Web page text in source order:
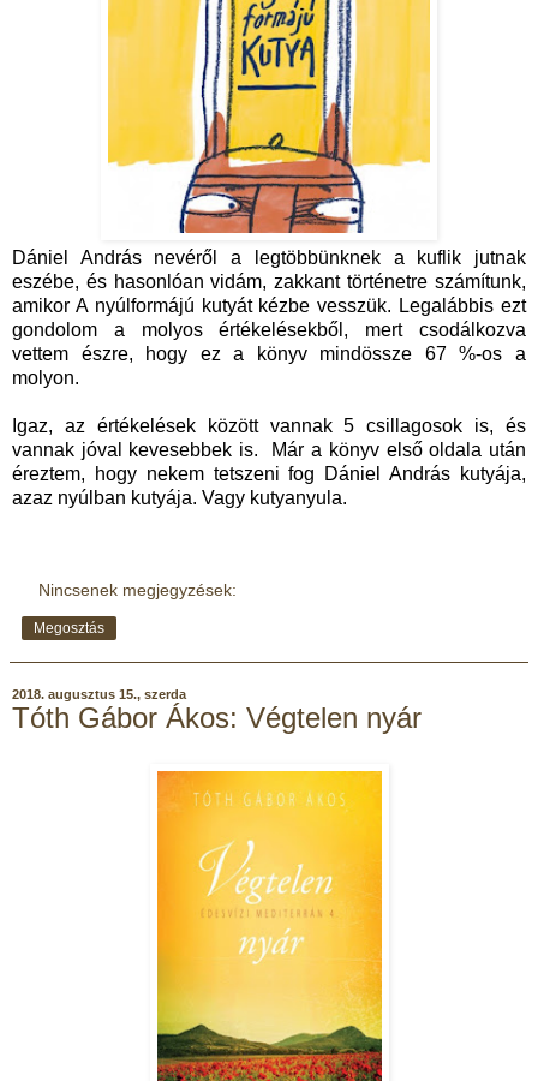
Dániel András nevéről a legtöbbünknek a kuflik jutnak
eszébe, és hasonlóan vidám, zakkant történetre számítunk,
amikor A nyúlformájú kutyát kézbe vesszük. Legalábbis ezt
gondolom a molyos értékelésekből, mert csodálkozva
vettem észre, hogy ez a könyv mindössze 67 %-os a
molyon.
Igaz, az értékelések között vannak 5 csillagosok is, és
vannak jóval kevesebbek is. Már a könyv első oldala után
éreztem, hogy nekem tetszeni fog Dániel András kutyája,
azaz nyúlban kutyája. Vagy kutyanyula.
Nincsenek megjegyzések:
Megosztás
2018. augusztus 15., szerda
Tóth Gábor Ákos: Végtelen nyár